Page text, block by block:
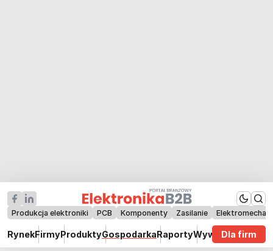
Produkcja elektroniki PCB Komponenty Zasilanie
RynekFirmyProduktyGospodarkaRaportyWywiadyDla firm